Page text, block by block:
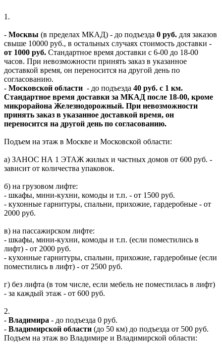
1.
- Москвы (в пределах МКАД) - до подъезда 0 руб. для заказов
свыше 10000 руб., в остальных случаях стоимость доставки -
от 1000 руб. Стандартное время доставки с 6-00 до 18-00
часов. При невозможности принять заказ в указанное
доставкой время, он переносится на другой день по
согласованию.
- Московской области - до подъезда 40 руб. с 1 км.
Стандартное время доставки за МКАД после 18-00, кроме
микрорайона Железнодорожный. При невозможности
принять заказ в указанное доставкой время, он
переносится на другой день по согласованию.
Подъем на этаж в Москве и Московской области:
а) ЗАНОС НА 1 ЭТАЖ жилых и частных домов от 600 руб. -
зависит от количества упаковок.
б) на грузовом лифте:
- шкафы, мини-кухни, комоды и т.п. - от 1500 руб.
- кухонные гарнитуры, спальни, прихожие, гардеробные - от
2000 руб.
в) на пассажирском лифте:
- шкафы, мини-кухни, комоды и т.п. (если поместились в
лифт) - от 2000 руб.
- кухонные гарнитуры, спальни, прихожие, гардеробные (если
поместились в лифт) - от 2500 руб.
г) без лифта (в том числе, если мебель не поместилась в лифт)
- за каждый этаж - от 600 руб.
2.
- Владимира - до подъезда 0 руб.
- Владимирской области (до 50 км) до подъезда от 500 руб.
Подъем на этаж во Владимире и Владимирской области: